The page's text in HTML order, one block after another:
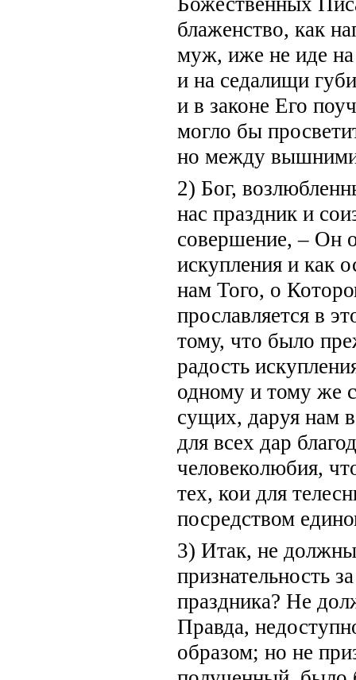
блаженство, как
муж, иже не иде на
и на седалищи
и в законе Его
могло бы
но между вышними
2) Бог,
нас праздник и
совершение, – Он
искупления и как
нам Того, о
прославляется в
тому, что было
радость
одному и тому же
сущих, даруя нам
для всех дар
человеколюбия,
тех, кои для
посредством
3) Итак, не
признательность
праздника? Не
Правда,
образом; но не